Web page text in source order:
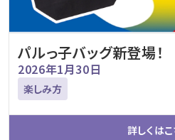
パルっ子バッグ新登場！
2026年1月30日
楽しみ方
詳しくは